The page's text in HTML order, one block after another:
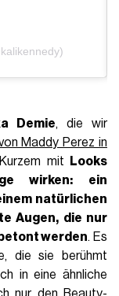
Demie, die wir
Maddy Perez in
mit
Looks
wirken: ein
natürlichen
Augen, die nur
werden. Es
die sie berühmt
in eine ähnliche